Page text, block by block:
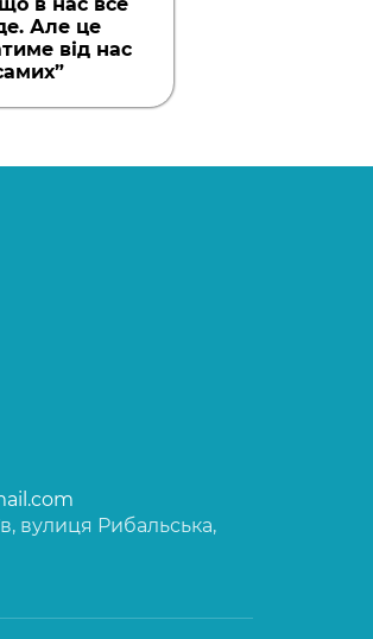
Але це
від нас
вулиця Рибальська,